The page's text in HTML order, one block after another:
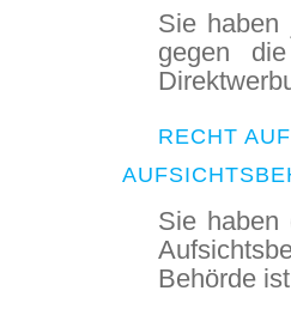
Sie haben
gegen
RECHT
Sie haben
Behörde